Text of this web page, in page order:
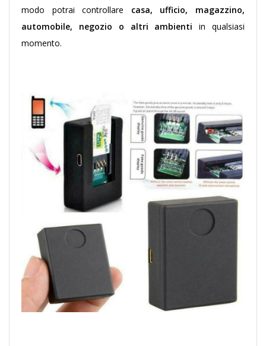
modo potrai controllare casa, ufficio, magazzino,
automobile, negozio o altri ambienti in qualsiasi
momento.